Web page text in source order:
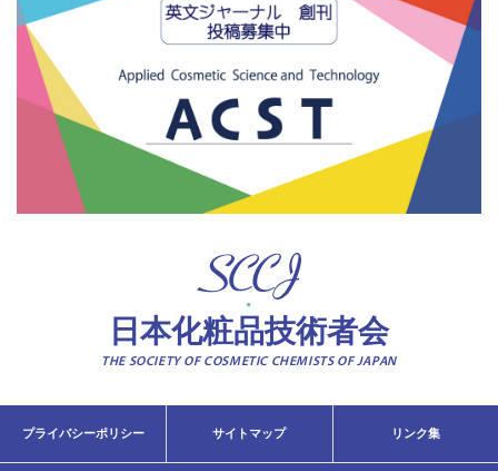
日本化粧品技術者会
THE SOCIETY OF COSMETIC CHEMISTS OF JAPAN
プライバシーポリシー サイトマップ リンク集